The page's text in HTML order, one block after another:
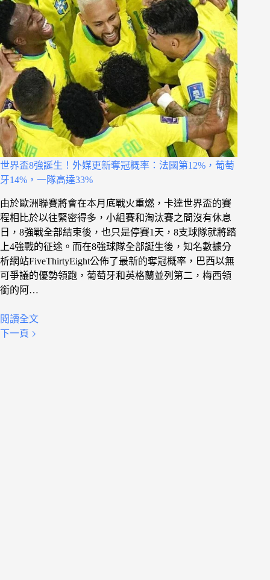
世界盃8強誕生！外媒更新奪冠概率：法國第12%，葡萄
牙14%，一隊高達33%
由於歐洲聯賽將會在本月底戰火重燃，卡達世界盃的賽
程相比於以往緊密得多，小組賽和淘汰賽之間沒有休息
日，8強戰全部結束後，也只是停賽1天，8支球隊就將踏
上4強戰的征途。而在8強球隊全部誕生後，知名數據分
析網站FiveThirtyEight公佈了最新的奪冠概率，巴西以無
可爭議的優勢領跑，葡萄牙和英格蘭並列第二，梅西領
銜的阿…
閱讀全文
下一頁